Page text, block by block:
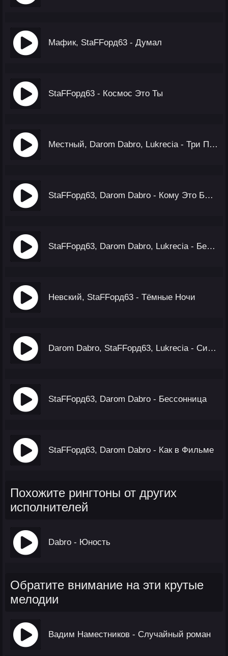
Мафик, StaFFорд63 - Думал
StaFFорд63 - Космос Это Ты
Местный, Darom Dabro, Lukrecia - Три Причины
StaFFорд63, Darom Dabro - Кому Это Близко
StaFFорд63, Darom Dabro, Lukrecia - Без Тебя
Невский, StaFFорд63 - Тёмные Ночи
Darom Dabro, StaFFорд63, Lukrecia - Синдикат
StaFFорд63, Darom Dabro - Бессонница
StaFFорд63, Darom Dabro - Как в Фильме
Похожите рингтоны от других
исполнителей
Dabro - Юность
Обратите внимание на эти крутые
мелодии
Вадим Наместников - Случайный роман